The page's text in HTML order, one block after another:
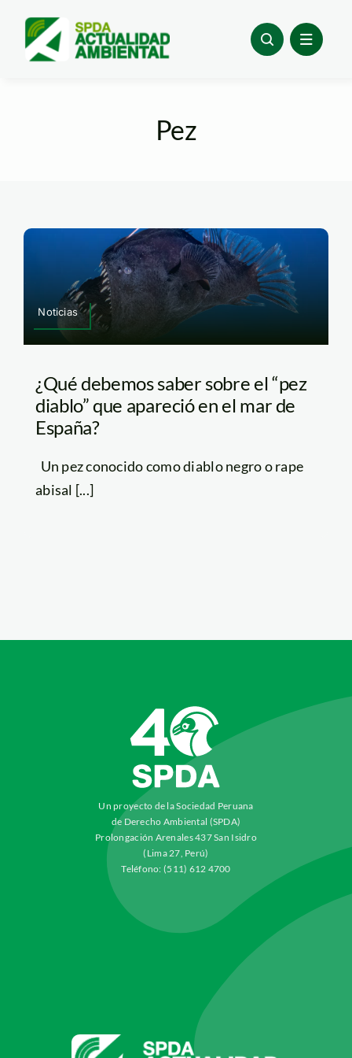
content
Pez
Noticias
¿Qué debemos saber sobre el “pez
diablo” que apareció en el mar de
España?
Un pez conocido como diablo negro o rape
abisal [...]
Un proyecto de la Sociedad Peruana
de Derecho Ambiental (SPDA)
Prolongación Arenales 437 San Isidro
(Lima 27, Perú)
Teléfono: (511) 612 4700